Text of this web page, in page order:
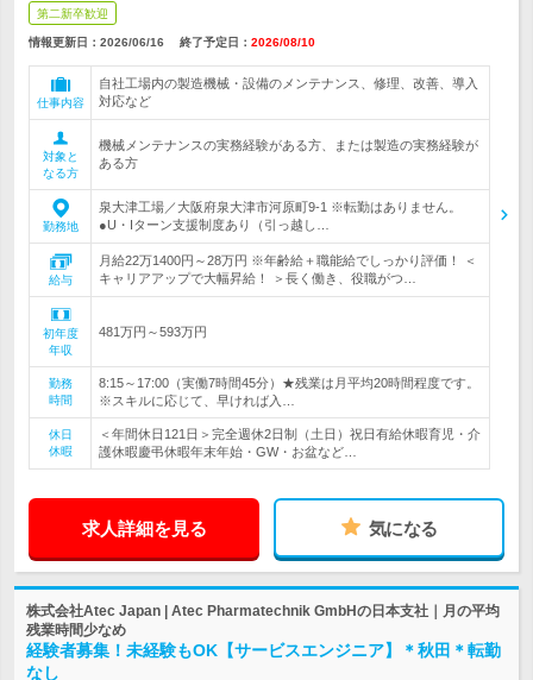
第二新卒歓迎
情報更新日：2026/06/16 終了予定日： 2026/08/10
仕事内容
自社工場内の製造機械・設備のメンテナンス、修理、改善、導入
対応など
対象と
なる方
機械メンテナンスの実務経験がある方、または製造の実務経験が
ある方
勤務地
泉大津工場／大阪府泉大津市河原町9-1 ※転勤はありません。
●U・Iターン支援制度あり（引っ越し…
給与
月給22万1400円～28万円 ※年齢給＋職能給でしっかり評価！ ＜
キャリアアップで大幅昇給！ ＞長く働き、役職がつ…
初年度
年収
481万円～593万円
勤務
時間
8:15～17:00（実働7時間45分）★残業は月平均20時間程度です。
※スキルに応じて、早ければ入…
休日
休暇
＜年間休日121日＞完全週休2日制（土日）祝日有給休暇育児・介
護休暇慶弔休暇年末年始・GW・お盆など…
求人詳細を見る 気になる
株式会社Atec Japan | Atec Pharmatechnik GmbHの日本支社｜月の平均
残業時間少なめ
経験者募集！未経験もOK【サービスエンジニア】＊秋田＊転勤
なし